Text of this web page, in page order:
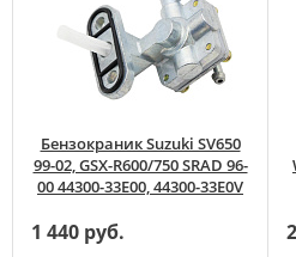
Бензокраник Suzuki SV650
99-02, GSX-R600/750 SRAD 96-
00 44300-33E00, 44300-33E0V
1 440 руб.